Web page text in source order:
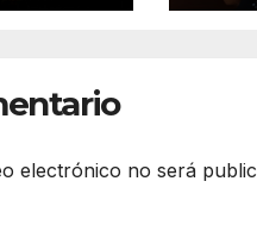
electrónico no será